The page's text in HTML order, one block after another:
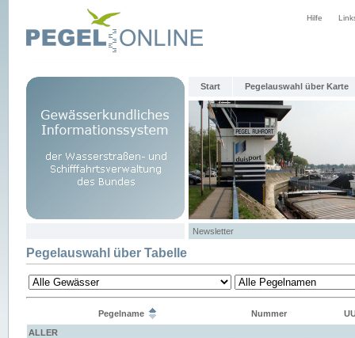
Hilfe
Start Pegelauswahl über Karte
Newsletter
Pegelauswahl über Tabelle
Pegelname Nummer
ALLER